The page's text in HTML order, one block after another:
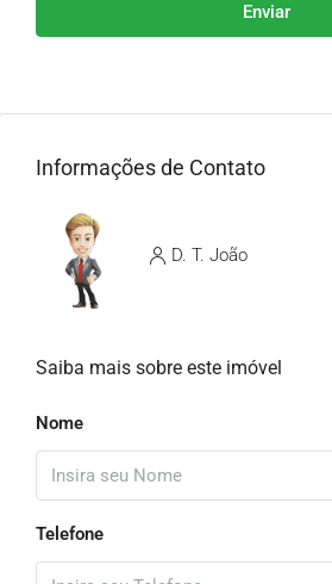
Enviar
Informações de Contato
D. T. João
Saiba mais sobre este imóvel
Nome
Telefone